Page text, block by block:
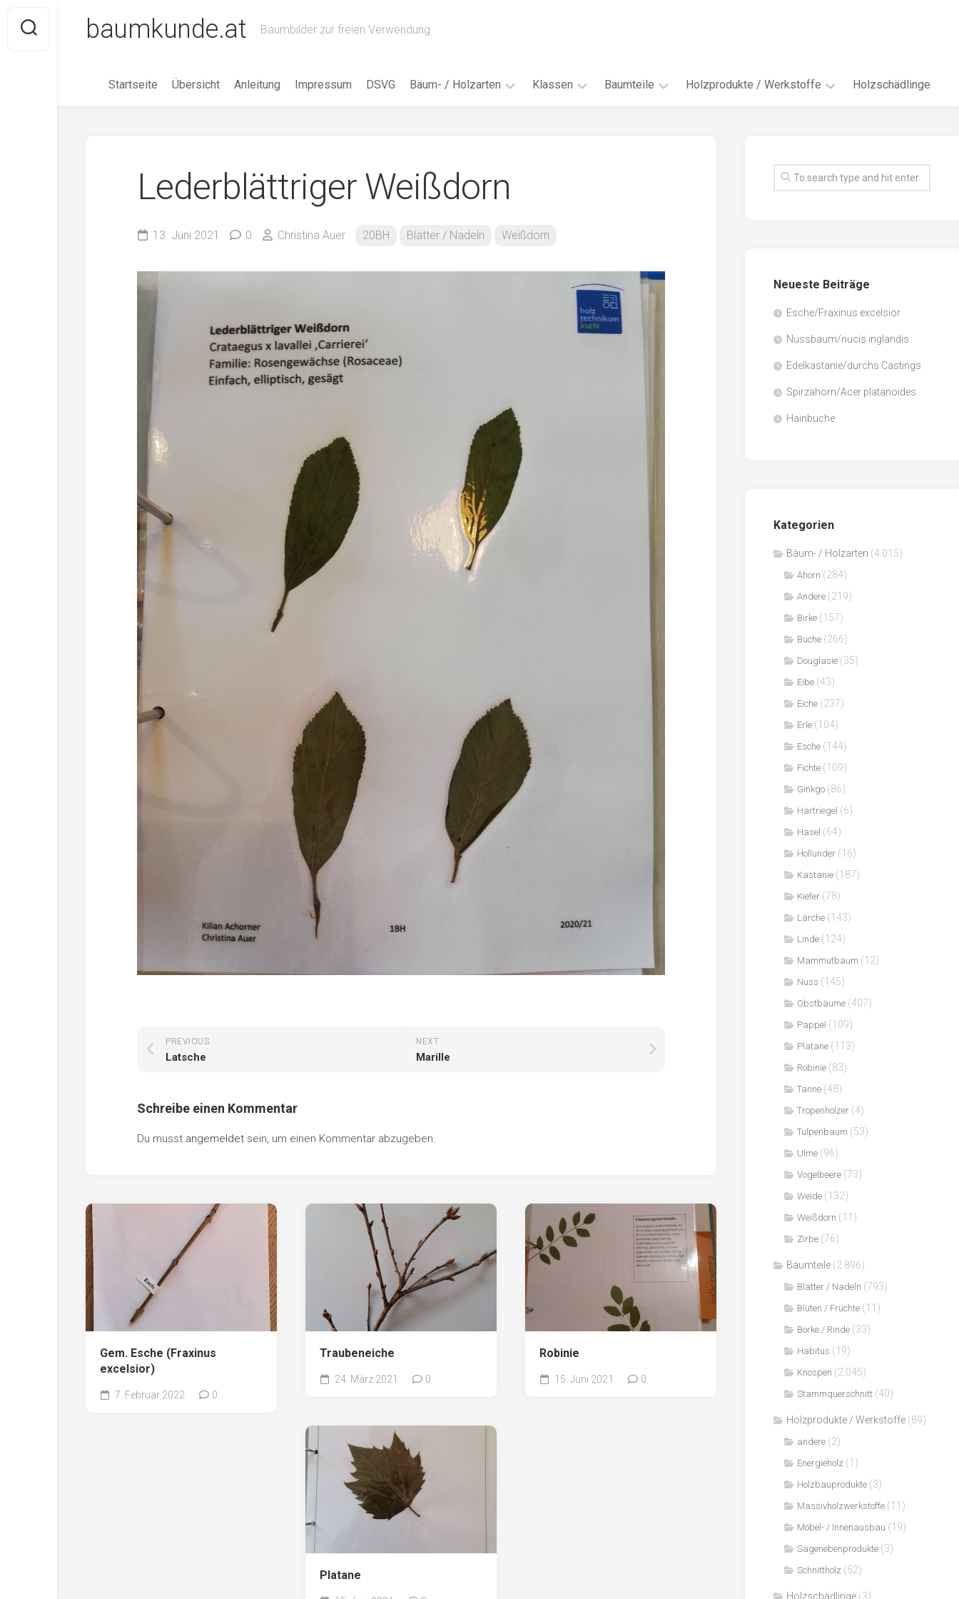
content
baumkunde.at Baumbilder zur freien Verwendung
Startseite Übersicht Anleitung Impressum DSVG Bäum- / Holzarten
Ahorn
Birke
Eibe
Hollunder
Kastanie
Kiefer
Lärche
Linde
Tulpenbaum
Vogelbeere
Weide
Weißdorn
Andere
Klassen
18AH
Baumteile
Knospen
Habitus
Holzprodukte / Werkstoffe
Faserwerkstoffe
Sägenebenprodukte
Holzschädlinge
Lederblättriger Weißdorn
13. Juni 2021 0 Christina Auer 20BH Blätter / Nadeln Weißdorn
NEXT
Marille
PREVIOUS
Latsche
Schreibe einen Kommentar
Du musst angemeldet sein, um einen Kommentar abzugeben.
Gem. Esche (Fraxinus
excelsior)
7. Februar 2022 0
Traubeneiche
24. März 2021 0
Robinie
15. Juni 2021 0
Platane
Neueste Beiträge
Esche/Fraxinus excelsior
Nussbaum/nucis inglandis
Edelkastanie/durchs Castings
Spirzahorn/Acer platanoides
Hainbuche
Kategorien
Bäum- / Holzarten (4.015)
Ahorn (284)
Andere (219)
Birke (157)
Buche (266)
Douglasie (35)
Eibe (43)
Eiche (237)
Erle (104)
Esche (144)
Fichte (109)
Ginkgo (86)
Hartriegel (6)
Hasel (64)
Hollunder (16)
Kastanie (187)
Kiefer (78)
Lärche (143)
Linde (124)
Mammutbaum (12)
Nuss (145)
Obstbäume (407)
Pappel (109)
Platane (113)
Robinie (83)
Tanne (48)
Tropenhölzer (4)
Tulpenbaum (53)
Ulme (96)
Vogelbeere (73)
Weide (132)
Weißdorn (11)
Zirbe (76)
Baumteile (2.896)
Blätter / Nadeln (793)
Blüten / Früchte (11)
Borke / Rinde (33)
Habitus (19)
Knospen (2.045)
Stammquerschnitt (40)
Holzprodukte / Werkstoffe (89)
andere (2)
Energieholz (1)
Holzbauprodukte (3)
Massivholzwerkstoffe (11)
Möbel- / Innenausbau (19)
Sägenebenprodukte (3)
Schnittholz (52)
Holzschädlinge (3)